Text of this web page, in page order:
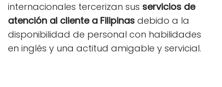
internacionales tercerizan sus servicios de
atención al cliente a Filipinas debido a la
disponibilidad de personal con habilidades
en inglés y una actitud amigable y servicial.